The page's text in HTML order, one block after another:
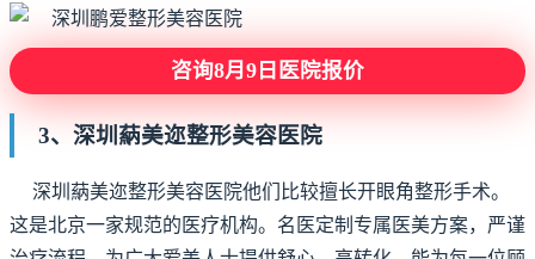
咨询8月9日医院报价
3、深圳蒳美迩整形美容医院
深圳蒳美迩整形美容医院他们比较擅长开眼角整形手术。
这是北京一家规范的医疗机构。名医定制专属医美方案，严谨